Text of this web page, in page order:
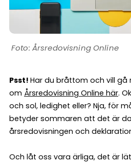
Årsredovisning Online
Psst! Har du bråttom och vill gå
om Årsredovisning Online här.
och sol, ledighet eller? Nja, för
betyder sommaren att det är
årsredovisningen och
Och låt oss vara ärliga, det är